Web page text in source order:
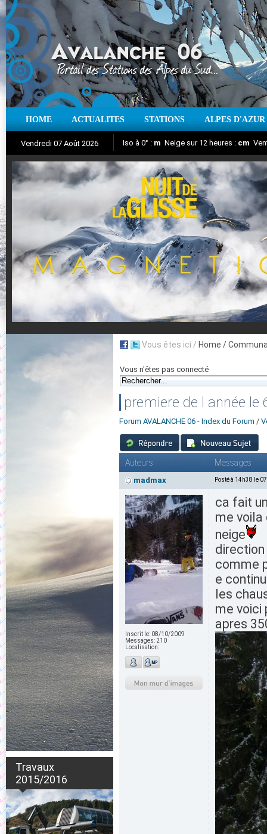
HOME ACTUALITES STATIONS ALPES D'AZUR
Vendredi 07 Août 2026
Aujourd'hui : T° Min : °C T° Max :°C
Iso à 0° : m Neige sur 12 heures : cm
Suivez en direct l'actualité des stations
Nuit de la Glisse 2018
Travaux
2015/2016
Vous êtes ici / Home /
Vous n'êtes pas connecté
premiere de l année le
Forum AVALANCHE 06 - Index du Forum /
Auteurs Messages
madmax Posté à 14h38 le
Inscrit le: 08/10/2009
Messages: 210
Localisation:
ca fait
me
neige
direction
comme
e
les
me voici
apres